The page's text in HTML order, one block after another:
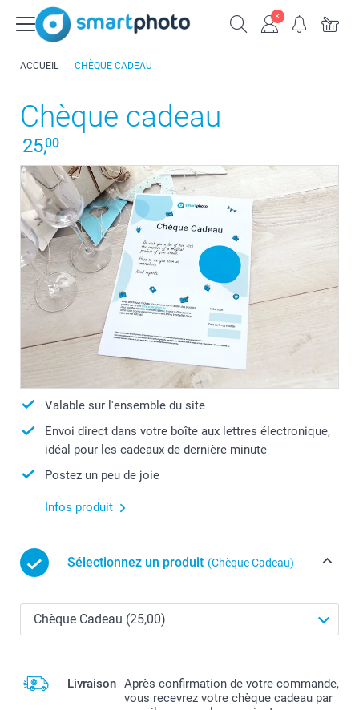
ACCUEIL CHÈQUE CADEAU
Chèque cadeau
25,00
Valable sur l'ensemble du site
Envoi direct dans votre boîte aux lettres électronique,
idéal pour les cadeaux de dernière minute
Postez un peu de joie
Infos produit
Sélectionnez un produit (Chèque Cadeau)
Livraison Après confirmation de votre commande,
vous recevrez votre chèque cadeau par